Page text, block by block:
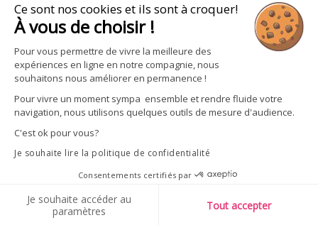
COOKIES
SUIVEZ - NOUS
Ce sont nos cookies et ils sont à croquer!
À vous de choisir !
Pour vous permettre de vivre la meilleure des
expériences en ligne en notre compagnie, nous
souhaitons nous améliorer en permanence !
Pour vivre un moment sympa ensemble et rendre fluide votre
navigation, nous utilisons quelques outils de mesure d'audience.
C'est ok pour vous?
Je souhaite lire la politique de confidentialité
Consentements certifiés par
Je souhaite accéder au
paramètres
Tout accepter